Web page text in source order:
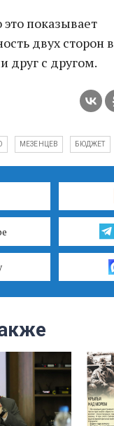
показывает
двух сторон
друг с другом.
МЕЗЕНЦЕВ БЮДЖЕТ